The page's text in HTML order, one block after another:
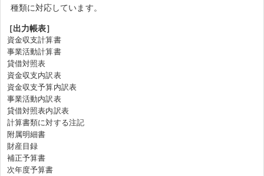
種類に対応しています。
［出力帳表］
資金収支計算書
事業活動計算書
貸借対照表
資金収支内訳表
資金収支予算内訳表
事業活動内訳表
貸借対照表内訳表
計算書類に対する注記
附属明細書
財産目録
補正予算書
次年度予算書